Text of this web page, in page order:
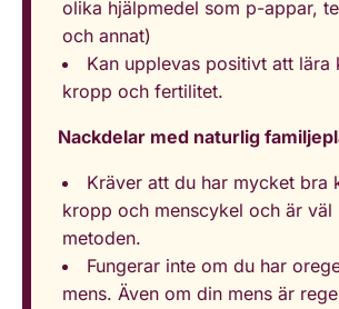
olika hjälpmedel som p-appar,
och annat)
Kan upplevas positivt att lära
kropp och fertilitet.
Nackdelar med naturlig
Kräver att du har mycket bra
kropp och menscykel och är väl
metoden.
Fungerar inte om du har
mens. Även om din mens är